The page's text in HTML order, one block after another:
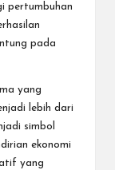
pertumbuhan
pada
yang
lebih dari
simbol
ekonomi
yang